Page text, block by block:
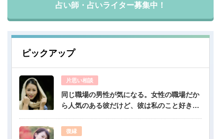
占い師・占いライター募集中！
ピックアップ
片思い相談
同じ職場の男性が気になる。女性の職場だか
ら人気のある彼だけど、彼は私のこと好き？-
復縁